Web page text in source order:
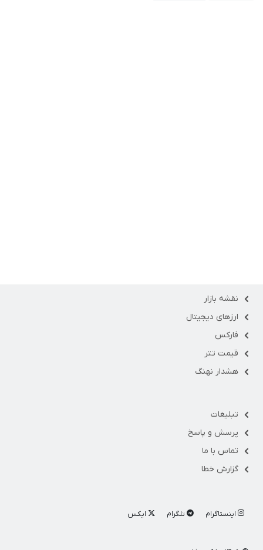
نقشه بازار
ارزهای دیجیتال
فارکس
قیمت تتر
هشدار نهنگ
تبلیغات
پرسش و پاسخ
تماس با ما
گزارش خطا
اینستاگرام تلگرام ایکس